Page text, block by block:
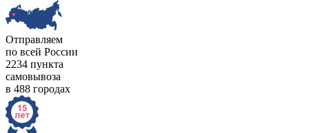
Отправляем
по всей России
2234 пункта
самовывоза
в 488 городах